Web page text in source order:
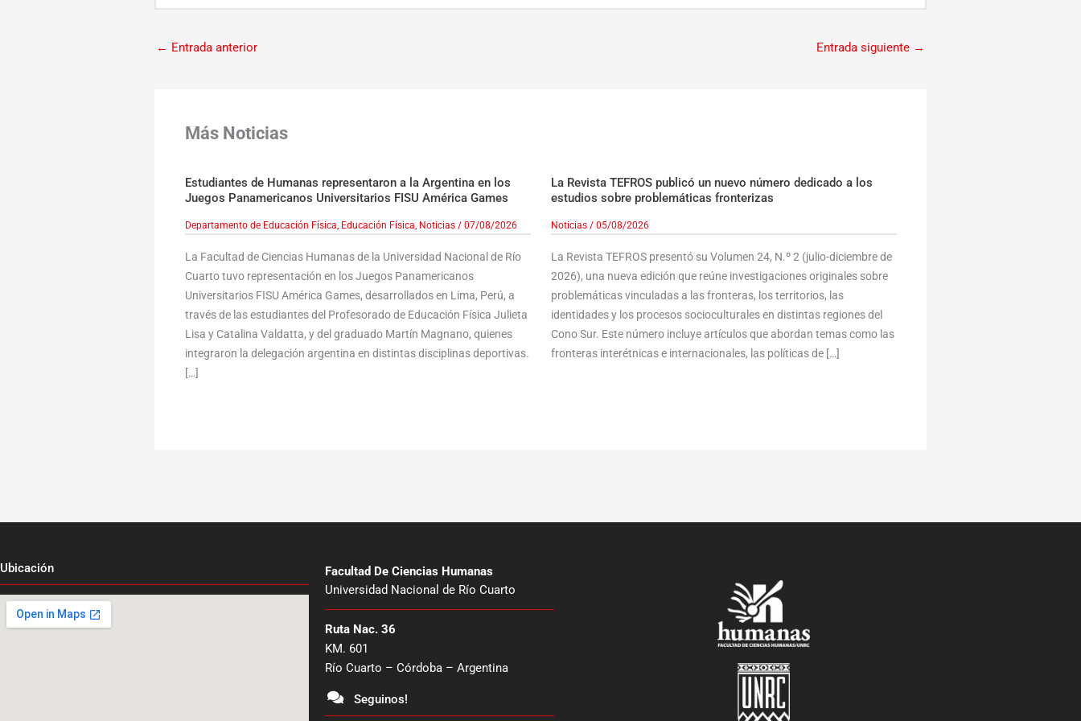
← Entrada anterior Entrada siguiente →
Más Noticias
Estudiantes de Humanas representaron a la Argentina en los
Juegos Panamericanos Universitarios FISU América Games
Departamento de Educación Física, Educación Física, Noticias/ 07/08/2026
La Facultad de Ciencias Humanas de la Universidad Nacional de Río
Cuarto tuvo representación en los Juegos Panamericanos
Universitarios FISU América Games, desarrollados en Lima, Perú, a
través de las estudiantes del Profesorado de Educación Física Julieta
Lisa y Catalina Valdatta, y del graduado Martín Magnano, quienes
integraron la delegación argentina en distintas disciplinas deportivas.
[…]
La Revista TEFROS publicó un nuevo número dedicado a los
estudios sobre problemáticas fronterizas
Noticias/ 05/08/2026
La Revista TEFROS presentó su Volumen 24, N.º 2 (julio-diciembre de
2026), una nueva edición que reúne investigaciones originales sobre
problemáticas vinculadas a las fronteras, los territorios, las
identidades y los procesos socioculturales en distintas regiones del
Cono Sur. Este número incluye artículos que abordan temas como las
fronteras interétnicas e internacionales, las políticas de […]
Ubicación
Facultad De Ciencias Humanas
Universidad Nacional de Río Cuarto
Ruta Nac. 36
KM. 601
Río Cuarto – Córdoba – Argentina
Seguinos!